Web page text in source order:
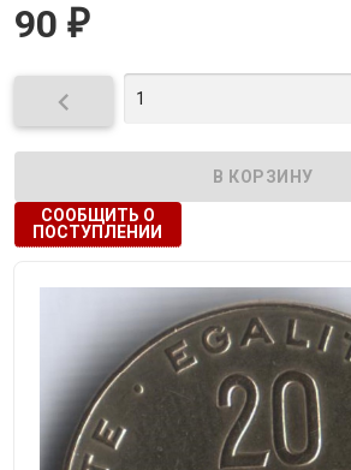
90 ₽

СООБЩИТЬ О
ПОСТУПЛЕНИИ